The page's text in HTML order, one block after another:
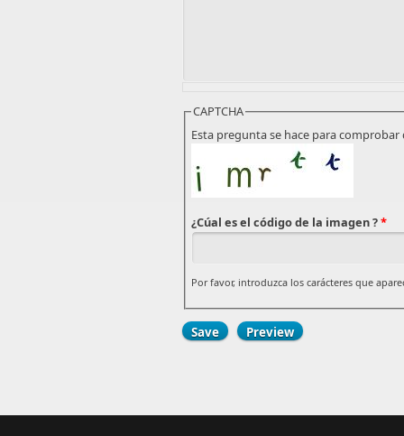
CAPTCHA
Esta pregunta se hace para
¿Cúal es el código de la imagen ?*
Por favor, introduzca los carácteres que